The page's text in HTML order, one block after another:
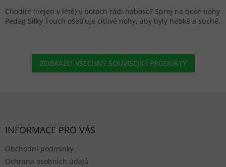
Chodíte (nejen v létě) v botách rádi naboso? Sprej na bosé nohy
Pedag Silky Touch ošetřuje citlivé nohy, aby byly hebké a suché.
ZOBRAZIT VŠECHNY SOUVISEJÍCÍ PRODUKTY
INFORMACE PRO VÁS
Obchodní podmínky
Ochrana osobních údajů